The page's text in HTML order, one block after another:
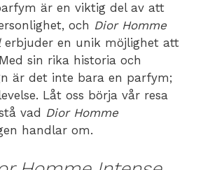
är en viktig del av att
och Dior Homme
erbjuder en unik möjlighet att
sin rika historia och
är det inte bara en parfym;
Låt oss börja vår resa
vad Dior Homme
handlar om.